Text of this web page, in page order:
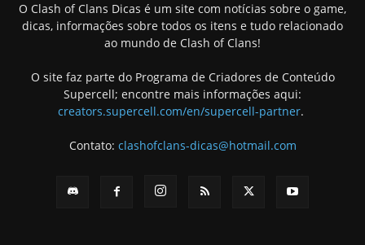
O Clash of Clans Dicas é um site com notícias sobre o game,
dicas, informações sobre todos os itens e tudo relacionado
ao mundo de Clash of Clans!
O site faz parte do Programa de Criadores de Conteúdo
Supercell; encontre mais informações aqui:
creators.supercell.com/en/supercell-partner.
Contato: clashofclans-dicas@hotmail.com